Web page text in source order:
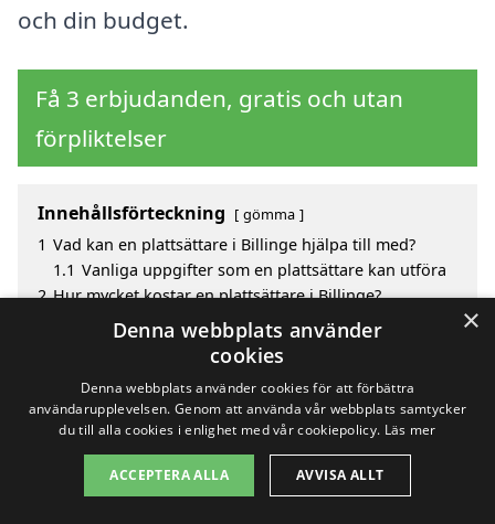
och din budget.
Få 3 erbjudanden, gratis och utan
förpliktelser
Innehållsförteckning gömma
1 Vad kan en plattsättare i Billinge hjälpa till med?
1.1 Vanliga uppgifter som en plattsättare kan utföra
2 Hur mycket kostar en plattsättare i Billinge?
Fördelar med att välja plattsättare i Billinge
Sök efter en skicklig plattsättare i de omgivande
Copyright 2026 - Pilanto Aps
×
Denna webbplats använder
cookies
Denna webbplats använder cookies för att förbättra
användarupplevelsen. Genom att använda vår webbplats samtycker
du till alla cookies i enlighet med vår cookiepolicy. Läs mer
ACCEPTERA ALLA AVVISA ALLT